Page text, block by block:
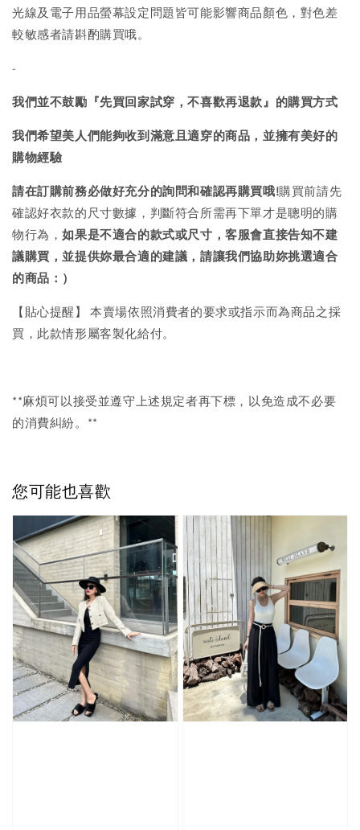
光線及電子用品螢幕設定問題皆可能影響商品顏色，對色差
較敏感者請斟酌購買哦。
-
我們並不鼓勵『先買回家試穿，不喜歡再退款』的購買方式
我們希望美人們能夠收到滿意且適穿的商品，並擁有美好的
購物經驗
請在訂購前務必做好充分的詢問和確認再購買哦!購買前請先
確認好衣款的尺寸數據，判斷符合所需再下單才是聰明的購
物行為，如果是不適合的款式或尺寸，客服會直接告知不建
議購買，並提供妳最合適的建議，請讓我們協助妳挑選適合
的商品：）
【貼心提醒】 本賣場依照消費者的要求或指示而為商品之採
買，此款情形屬客製化給付。
**麻煩可以接受並遵守上述規定者再下標，以免造成不必要
的消費糾紛。**
您可能也喜歡